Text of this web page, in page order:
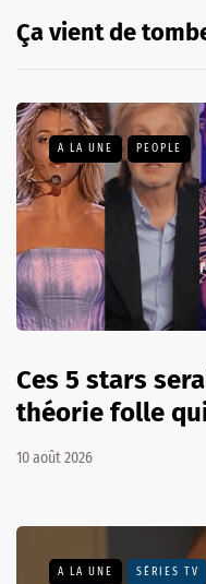
Ça vient de
A LA UNE PEOPLE
Ces 5 stars
théorie folle
10 août 2026
A LA UNE SÉRIES TV